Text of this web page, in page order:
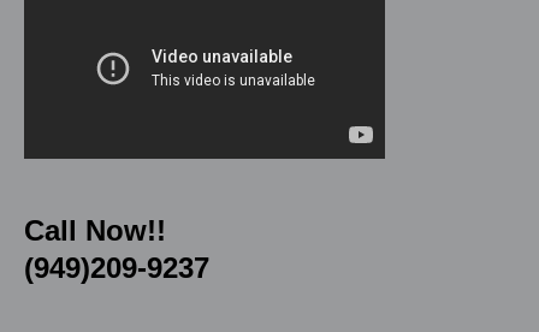
Call Now!!
(949)209-9237